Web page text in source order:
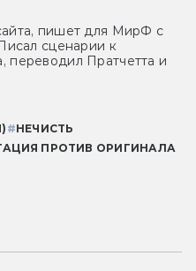
пишет для МирФ с
сценарии к
переводил Пратчетта и
#НЕЧИСТЬ
ПРОТИВ ОРИГИНАЛА